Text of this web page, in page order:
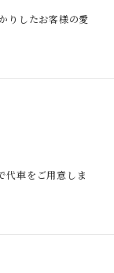
りしたお客様の愛
代車をご用意しま